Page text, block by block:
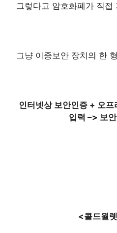
그렇다고 암호화폐가 직접
그냥 이중보안 장치의 한
인터넷상 보안인증 + 오
입력 –> 보
<콜드월